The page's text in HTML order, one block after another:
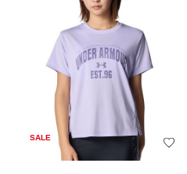
SALE